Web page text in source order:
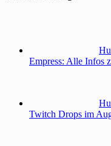
Empress: Alle Infos
Twitch Drops im